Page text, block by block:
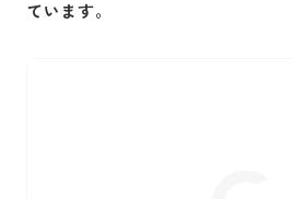
ています。